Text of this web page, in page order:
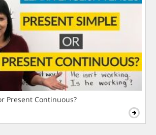
Present Continuous?